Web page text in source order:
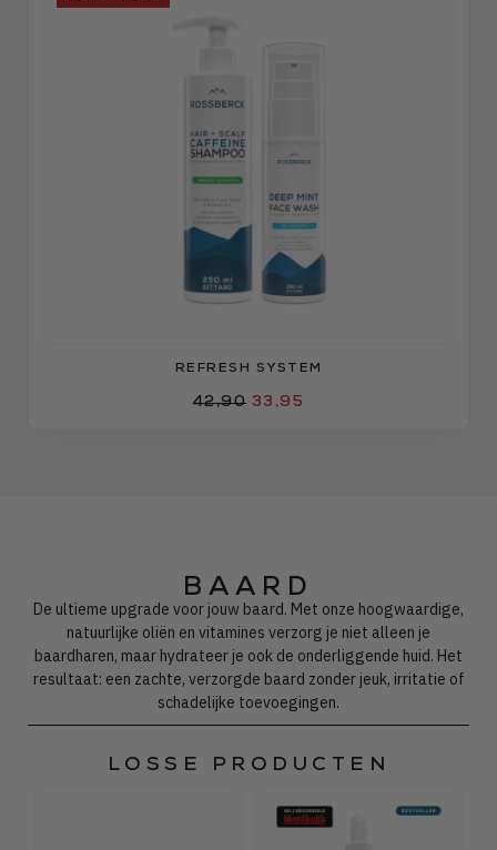
REFRESH SYSTEM
42,90 33,95
BAARD
De ultieme upgrade voor jouw baard. Met onze hoogwaardige,
natuurlijke oliën en vitamines verzorg je niet alleen je
baardharen, maar hydrateer je ook de onderliggende huid. Het
resultaat: een zachte, verzorgde baard zonder jeuk, irritatie of
schadelijke toevoegingen.
LOSSE PRODUCTEN